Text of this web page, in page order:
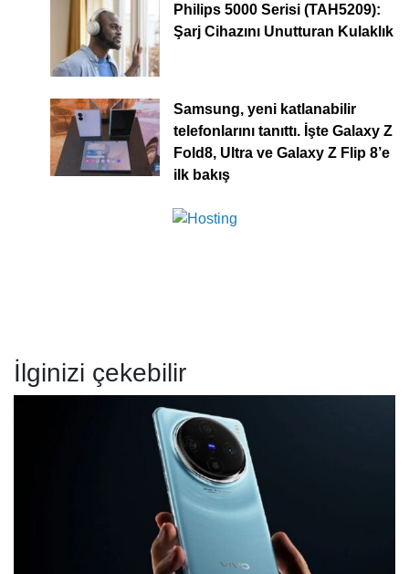
Philips 5000 Serisi (TAH5209):
Şarj Cihazını Unutturan Kulaklık
Samsung, yeni katlanabilir
telefonlarını tanıttı. İşte Galaxy Z
Fold8, Ultra ve Galaxy Z Flip 8’e
ilk bakış
İlginizi çekebilir